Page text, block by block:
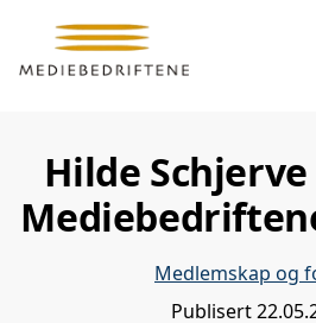
Hilde
Medlemskap og
Publisert